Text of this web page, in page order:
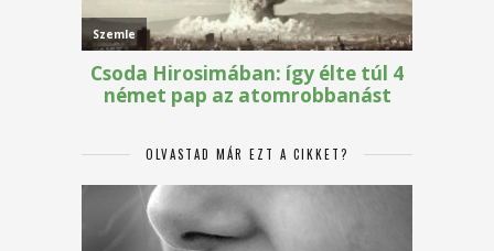
OLVASTAD MÁR EZT A CIKKET?